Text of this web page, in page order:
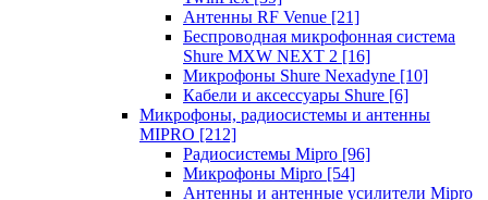
Антенны RF Venue [21]
Беспроводная микрофонная система
Shure MXW NEXT 2 [16]
Микрофоны Shure Nexadyne [10]
Кабели и аксессуары Shure [6]
Микрофоны, радиосистемы и антенны
MIPRO [212]
Радиосистемы Mipro [96]
Микрофоны Mipro [54]
Антенны и антенные усилители Mipro